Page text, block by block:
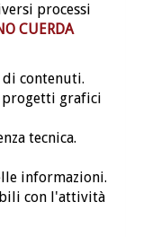
processi
CUERDA
di contenuti.
progetti grafici
tecnica.
informazioni.
con l'attività